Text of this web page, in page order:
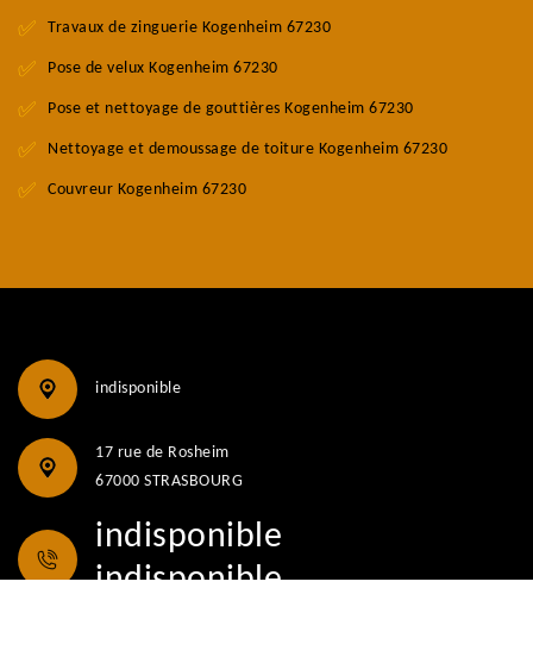
Travaux de zinguerie Kogenheim 67230
Pose de velux Kogenheim 67230
Pose et nettoyage de gouttières Kogenheim 67230
Nettoyage et demoussage de toiture Kogenheim 67230
Couvreur Kogenheim 67230
indisponible
17 rue de Rosheim
67000 STRASBOURG
indisponible
indisponible